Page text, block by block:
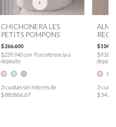
+
CHICHONERA LES
PETITS POMPONS
$266.600
$239.940con Transferencia o
depósito
3cuotas sin interés de
$88.866,67
depósito
3